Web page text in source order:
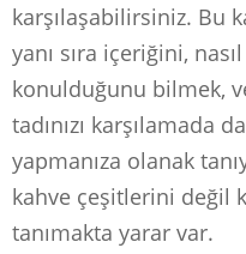
karşılaşabilirsiniz. Bu
yanı sıra içeriğini,
konulduğunu bilmek,
tadınızı karşılamada
yapmanıza olanak
kahve çeşitlerini değil
tanımakta yarar var.